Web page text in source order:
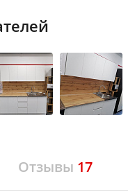
Отзывы 17